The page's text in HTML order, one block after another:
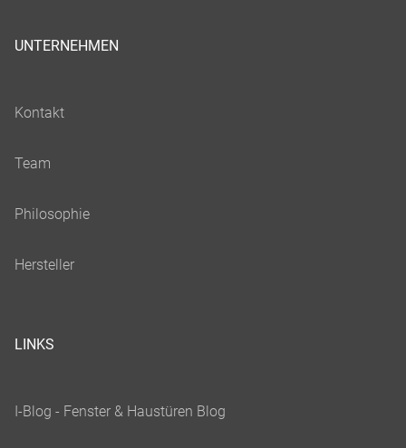
UNTERNEHMEN
LINKS